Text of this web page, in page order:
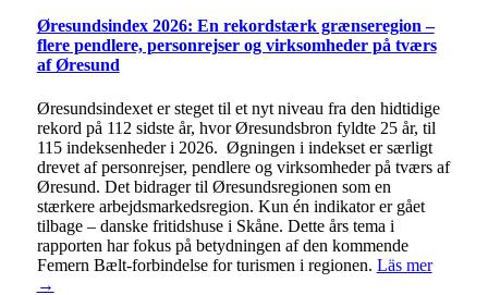
Øresundsindex 2026: En rekordstærk grænseregion –
flere pendlere, personrejser og virksomheder på tværs
af Øresund
Øresundsindexet er steget til et nyt niveau fra den hidtidige
rekord på 112 sidste år, hvor Øresundsbron fyldte 25 år, til
115 indeksenheder i 2026. Øgningen i indekset er særligt
drevet af personrejser, pendlere og virksomheder på tværs af
Øresund. Det bidrager til Øresundsregionen som en
stærkere arbejdsmarkedsregion. Kun én indikator er gået
tilbage – danske fritidshuse i Skåne. Dette års tema i
rapporten har fokus på betydningen af den kommende
Femern Bælt-forbindelse for turismen i regionen. Läs mer
→